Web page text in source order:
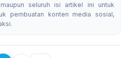
seluruh isi artikel ini untuk
pembuatan konten media sosial,